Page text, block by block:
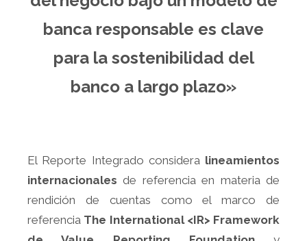
banca responsable es clave
para la sostenibilidad del
banco a largo plazo»
El Reporte Integrado considera lineamientos
internacionales de referencia en materia de
rendición de cuentas como el marco de
referencia The International <IR> Framework